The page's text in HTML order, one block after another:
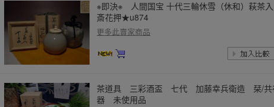
※即決※ 人間国宝 十代三輪休雪（休和）萩茶
斎花押★u874
更多此賣家商品
茶道具 三彩酒盃 七代 加藤幸兵衛造 栞/
器 未使用品